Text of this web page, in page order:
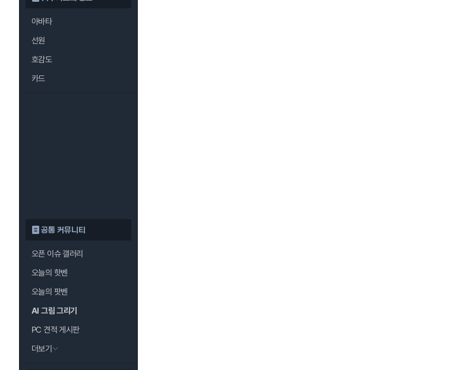
아바타
선원
호감도
카드
공통 커뮤니티
오픈 이슈 갤러리
오늘의 핫벤
오늘의 팟벤
AI 그림 그리기
PC 견적 게시판
더보기